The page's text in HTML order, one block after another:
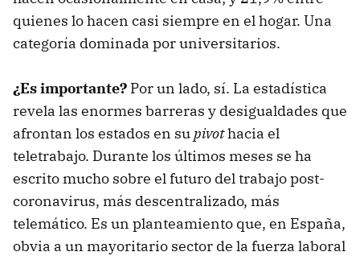
quienes lo hacen casi siempre en el hogar. Una
categoría dominada por universitarios.
¿Es importante? Por un lado, sí. La estadística
revela las enormes barreras y desigualdades que
afrontan los estados en supivothacia el
teletrabajo. Durante los últimos meses se ha
escrito mucho sobre el futuro del trabajo post-
coronavirus, más descentralizado, más
telemático. Es un planteamiento que, en España,
obvia a un mayoritario sector de la fuerza laboral